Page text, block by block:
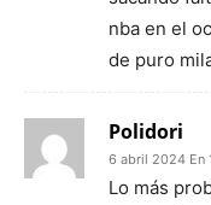
nba en el
de puro
Polidori
6 abril 2024 En
Lo más